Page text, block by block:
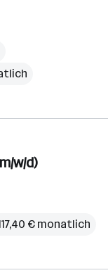
w/d)
€ monatlich